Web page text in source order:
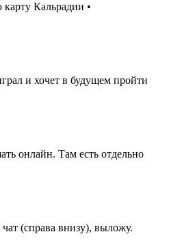
Кальрадии •
и хочет в будущем пройти
онлайн. Там есть отдельно
(справа внизу), выложу.